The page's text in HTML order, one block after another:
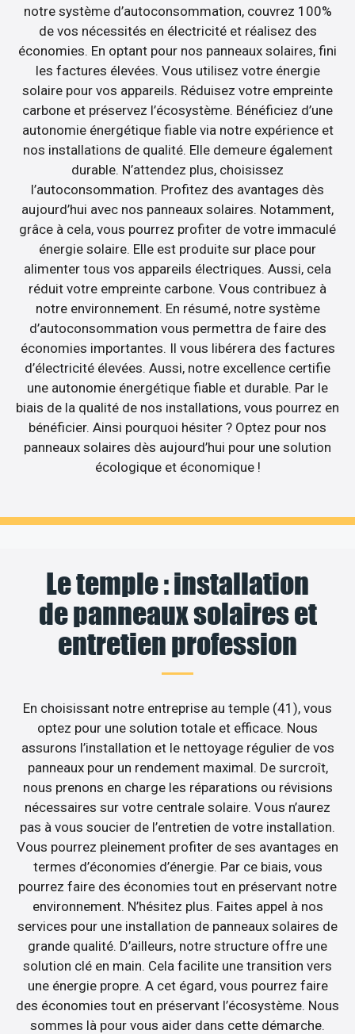
notre système d’autoconsommation, couvrez 100%
de vos nécessités en électricité et réalisez des
économies. En optant pour nos panneaux solaires, fini
les factures élevées. Vous utilisez votre énergie
solaire pour vos appareils. Réduisez votre empreinte
carbone et préservez l’écosystème. Bénéficiez d’une
autonomie énergétique fiable via notre expérience et
nos installations de qualité. Elle demeure également
durable. N’attendez plus, choisissez
l’autoconsommation. Profitez des avantages dès
aujourd’hui avec nos panneaux solaires. Notamment,
grâce à cela, vous pourrez profiter de votre immaculé
énergie solaire. Elle est produite sur place pour
alimenter tous vos appareils électriques. Aussi, cela
réduit votre empreinte carbone. Vous contribuez à
notre environnement. En résumé, notre système
d’autoconsommation vous permettra de faire des
économies importantes. Il vous libérera des factures
d’électricité élevées. Aussi, notre excellence certifie
une autonomie énergétique fiable et durable. Par le
biais de la qualité de nos installations, vous pourrez en
bénéficier. Ainsi pourquoi hésiter ? Optez pour nos
panneaux solaires dès aujourd’hui pour une solution
écologique et économique !
Le temple : installation
de panneaux solaires et
entretien profession
En choisissant notre entreprise au temple (41), vous
optez pour une solution totale et efficace. Nous
assurons l’installation et le nettoyage régulier de vos
panneaux pour un rendement maximal. De surcroît,
nous prenons en charge les réparations ou révisions
nécessaires sur votre centrale solaire. Vous n’aurez
pas à vous soucier de l’entretien de votre installation.
Vous pourrez pleinement profiter de ses avantages en
termes d’économies d’énergie. Par ce biais, vous
pourrez faire des économies tout en préservant notre
environnement. N’hésitez plus. Faites appel à nos
services pour une installation de panneaux solaires de
grande qualité. D’ailleurs, notre structure offre une
solution clé en main. Cela facilite une transition vers
une énergie propre. A cet égard, vous pourrez faire
des économies tout en préservant l’écosystème. Nous
sommes là pour vous aider dans cette démarche.